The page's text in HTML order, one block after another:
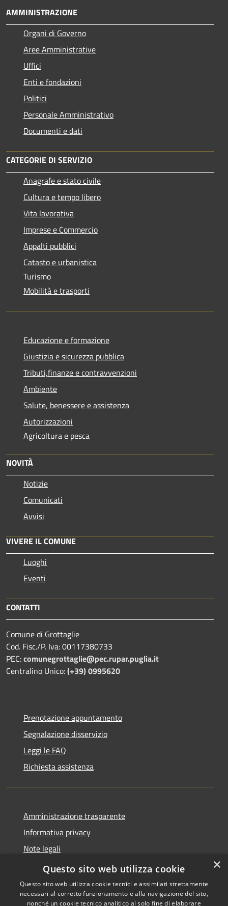
AMMINISTRAZIONE
Organi di Governo
Aree Amministrative
Uffici
Enti e fondazioni
Politici
Personale Amministrativo
Documenti e dati
CATEGORIE DI SERVIZIO
Anagrafe e stato civile
Cultura e tempo libero
Vita lavorativa
Imprese e Commercio
Appalti pubblici
Catasto e urbanistica
Turismo
Mobilità e trasporti
Educazione e formazione
Giustizia e sicurezza pubblica
Tributi,finanze e contravvenzioni
Ambiente
Salute, benessere e assistenza
Autorizzazioni
Agricoltura e pesca
NOVITÀ
Notizie
Comunicati
Avvisi
VIVERE IL COMUNE
Luoghi
Eventi
CONTATTI
Comune di Grottaglie
Cod. Fisc./P. Iva: 00117380733
PEC:comunegrottaglie@pec.rupar.puglia.it
Centralino Unico:(+39) 0995620
Prenotazione appuntamento
Segnalazione disservizio
Leggi le FAQ
Richiesta assistenza
Amministrazione trasparente
Informativa privacy
Note legali
Dichiarazione di accessibilità
×
Questo sito web utilizza cookie
Questo sito web utilizza cookie tecnici e assimilati strettamente
necessari al corretto funzionamento e alla navigazione del sito,
nonché un cookie tecnico analitico al solo fine di elaborare